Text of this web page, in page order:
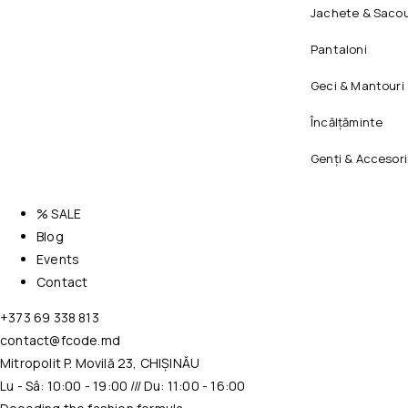
Jachete &
Pantaloni
Geci & Mantouri
Încălțăminte
Genți &
% SALE
Blog
Events
Contact
+373 69 338 813
contact@fcode.md
Mitropolit P. Movilă 23, CHIȘINĂU
Lu - Sâ: 10:00 - 19:00 /// Du: 11:00 - 16:00